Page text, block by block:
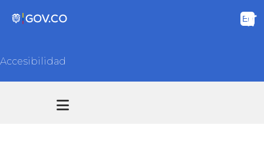
Accesibilidad